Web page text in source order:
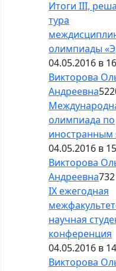
Итоги III,
тура
олимпиады
04.05.2016 в
Викторова
Андреевна
олимпиада по
иностранным
04.05.2016 в
Викторова
Андреевна732
IХ ежегодная
научная
конференция
04.05.2016 в
Викторова